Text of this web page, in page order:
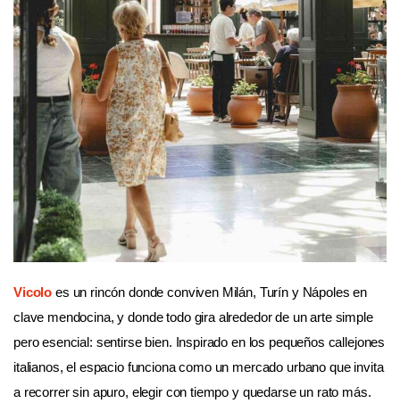
Vicolo es un rincón donde conviven Milán, Turín y Nápoles en
clave mendocina, y donde todo gira alrededor de un arte simple
pero esencial: sentirse bien. Inspirado en los pequeños callejones
italianos, el espacio funciona como un mercado urbano que invita
a recorrer sin apuro, elegir con tiempo y quedarse un rato más.